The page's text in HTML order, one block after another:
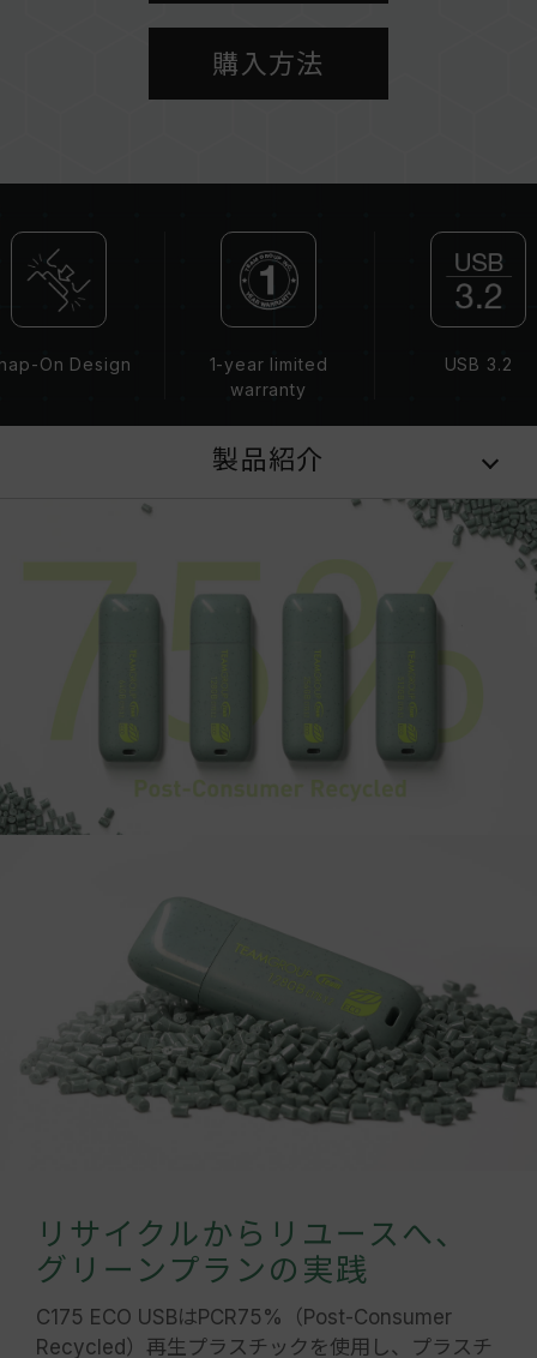
購入方法
On Design
1-year limited
warranty
USB 3.2
製品紹介
リサイクルからリユースへ、
グリーンプランの実践
C175 ECO USBはPCR75%（Post-Consumer
Recycled）再生プラスチックを使用し、プラスチ